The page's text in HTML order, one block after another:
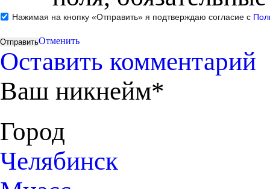
Нажимая на кнопку «Отправить» я подтверждаю согласие с
Отменить
Оставить комментарий
Ваш никнейм*
Город
Челябинск